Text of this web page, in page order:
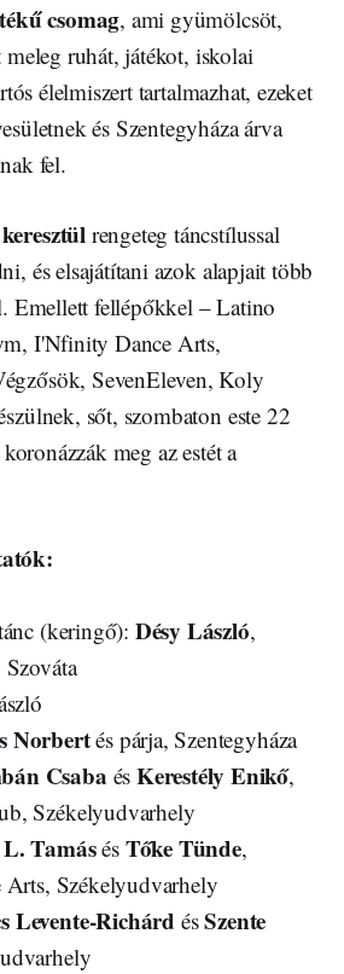
csomag, ami gyümölcsöt,
meleg ruhát, játékot, iskolai
élelmiszert tartalmazhat, ezeket
és Szentegyháza árva
fel.
rengeteg táncstílussal
és elsajátítani azok alapjait több
Emellett fellépőkkel – Latino
I'Nfinity Dance Arts,
SevenEleven, Koly
sőt, szombaton este 22
meg az estét a
(keringő): Désy László,
Norbertés párja, Szentegyháza
Csaba és Kerestély Enikő,
Székelyudvarhely
Tamásés Tőke Tünde,
Székelyudvarhely
Levente-Richárd ésSzente